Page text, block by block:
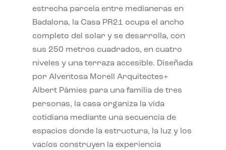
estrecha parcela entre medianeras en
Badalona, la Casa PR21 ocupa el ancho
completo del solar y se desarrolla, con
sus 250 metros cuadrados, en cuatro
niveles y una terraza accesible. Diseñada
por Alventosa Morell Arquitectes+
Albert Pàmies para una familia de tres
personas, la casa organiza la vida
cotidiana mediante una secuencia de
espacios donde la estructura, la luz y los
vacíos construyen la experiencia